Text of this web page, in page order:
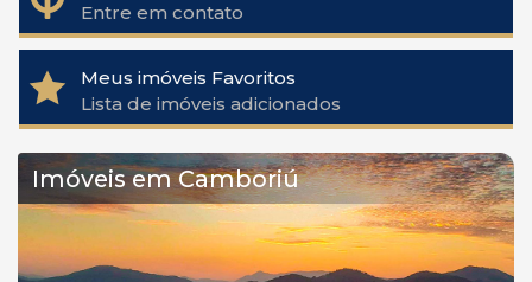
Entre em contato
Meus imóveis Favoritos
Lista de imóveis adicionados
Imóveis em Camboriú